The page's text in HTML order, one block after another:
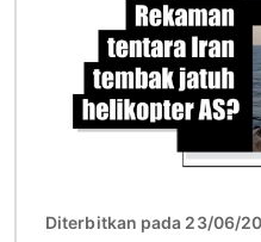
Diterbitkan pada 23/06/